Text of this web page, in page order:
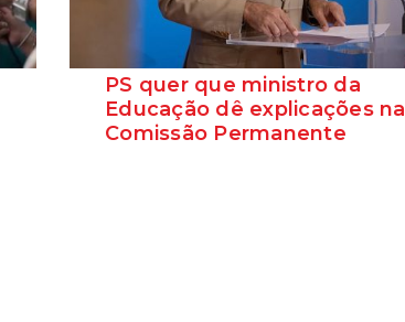
PS quer que ministro da
Educação dê explicações na
Comissão Permanente